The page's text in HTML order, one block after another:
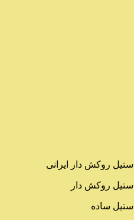
روکش دار ایرانی
روکش دار
ساده